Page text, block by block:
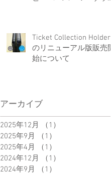
Ticket Collection Holder
のリニューアル版販売開
始について
アーカイブ
2025年12月 （1）
2025年9月
（1）
2025年4月
（1）
2024年12月
（1）
2024年9月
（1）